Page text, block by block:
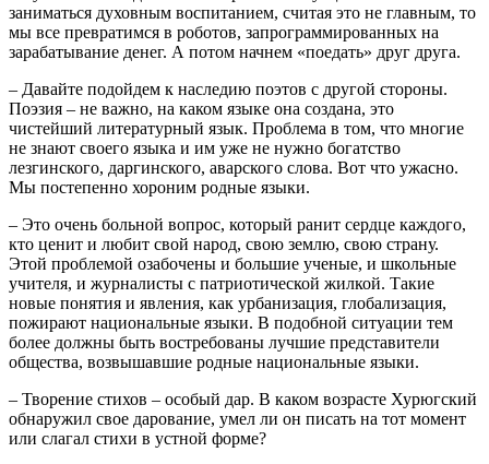
заниматься духовным воспитанием, считая это не главным, то
мы все превратимся в роботов, запрограммированных на
зарабатывание денег. А потом начнем «поедать» друг друга.
– Давайте подойдем к наследию поэтов с другой стороны.
Поэзия – не важно, на каком языке она создана, это
чистейший литературный язык. Проблема в том, что многие
не знают своего языка и им уже не нужно богатство
лезгинского, даргинского, аварского слова. Вот что ужасно.
Мы постепенно хороним родные языки.
– Это очень больной вопрос, который ранит сердце каждого,
кто ценит и любит свой народ, свою землю, свою страну.
Этой проблемой озабочены и большие ученые, и школьные
учителя, и журналисты с патриотической жилкой. Такие
новые понятия и явления, как урбанизация, глобализация,
пожирают национальные языки. В подобной ситуации тем
более должны быть востребованы лучшие представители
общества, возвышавшие родные национальные языки.
– Творение стихов – особый дар. В каком возрасте Хурюгский
обнаружил свое дарование, умел ли он писать на тот момент
или слагал стихи в устной форме?